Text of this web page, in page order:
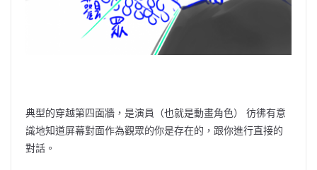
典型的穿越第四面牆，是演員 （也就是動畫角色）
彷彿有意
識地知道屏幕對面作為觀眾的你是存在的，跟你進行直接的
對話。